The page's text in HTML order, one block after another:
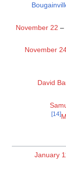
November 22 –
November
David
[14]
January